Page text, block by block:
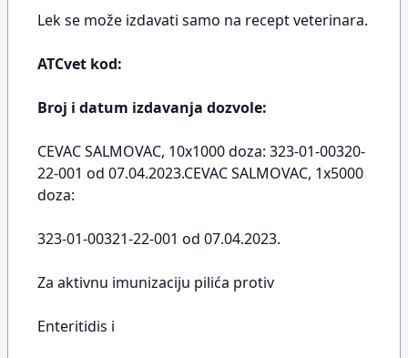
Lek se može izdavati samo na recept veterinara.
ATCvet kod:
Broj i datum izdavanja dozvole:
CEVAC SALMOVAC, 10x1000 doza: 323-01-00320-
22-001 od 07.04.2023.CEVAC SALMOVAC, 1x5000
doza:
323-01-00321-22-001 od 07.04.2023.
Za aktivnu imunizaciju pilića protiv
Enteritidis i